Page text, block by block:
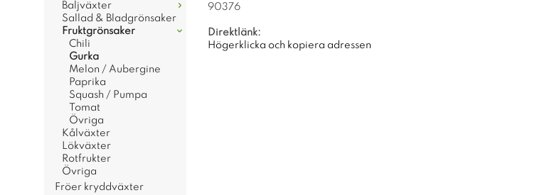
Baljväxter
Sallad & Bladgrönsaker
Fruktgrönsaker
Chili
Gurka
Melon / Aubergine
Paprika
Squash / Pumpa
Tomat
Övriga
Kålväxter
Lökväxter
Rotfrukter
Övriga
Fröer kryddväxter
90376
Direktlänk:
Högerklicka och kopiera adressen